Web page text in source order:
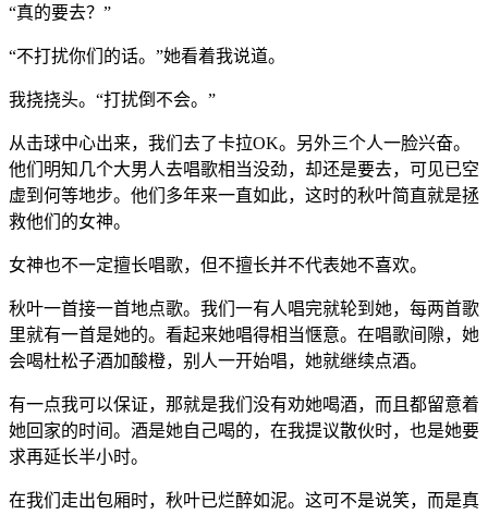
“真的要去？”
“不打扰你们的话。”她看着我说道。
我挠挠头。“打扰倒不会。”
从击球中心出来，我们去了卡拉OK。另外三个人一脸兴奋。
他们明知几个大男人去唱歌相当没劲，却还是要去，可见已空
虚到何等地步。他们多年来一直如此，这时的秋叶简直就是拯
救他们的女神。
女神也不一定擅长唱歌，但不擅长并不代表她不喜欢。
秋叶一首接一首地点歌。我们一有人唱完就轮到她，每两首歌
里就有一首是她的。看起来她唱得相当惬意。在唱歌间隙，她
会喝杜松子酒加酸橙，别人一开始唱，她就继续点酒。
有一点我可以保证，那就是我们没有劝她喝酒，而且都留意着
她回家的时间。酒是她自己喝的，在我提议散伙时，也是她要
求再延长半小时。
在我们走出包厢时，秋叶已烂醉如泥。这可不是说笑，而是真